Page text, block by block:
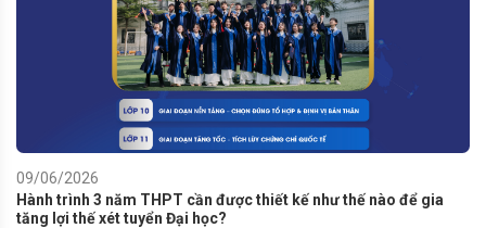
09/06/2026
Hành trình 3 năm THPT cần được thiết kế như thế nào để gia
tăng lợi thế xét tuyển Đại học?